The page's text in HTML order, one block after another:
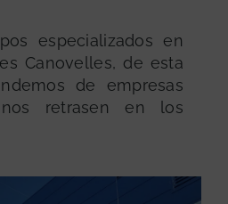
especializados en
Canovelles, de esta
de empresas
retrasen en los